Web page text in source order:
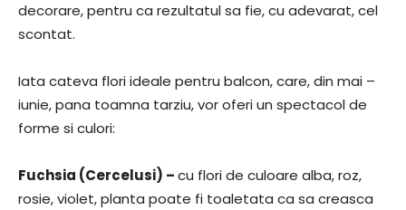
decorare, pentru ca rezultatul sa fie, cu adevarat, cel
scontat.
Iata cateva flori ideale pentru balcon, care, din mai –
iunie, pana toamna tarziu, vor oferi un spectacol de
forme si culori:
Fuchsia (Cercelusi) –cu flori de culoare alba, roz,
rosie, violet, planta poate fi toaletata ca sa creasca